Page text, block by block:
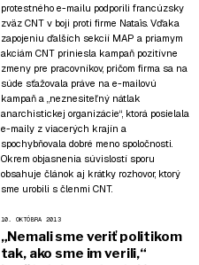
protestného e-mailu podporili francúzsky
zväz CNT v boji proti firme Nataïs. Vďaka
zapojeniu ďalších sekcií MAP a priamym
akciám CNT priniesla kampaň pozitívne
zmeny pre pracovníkov, pričom firma sa na
súde sťažovala práve na e-mailovú
kampaň a „neznesiteľný nátlak
anarchistickej organizácie“, ktorá posielala
e-maily z viacerých krajín a
spochybňovala dobré meno spoločnosti.
Okrem objasnenia súvislostí sporu
obsahuje článok aj krátky rozhovor, ktorý
sme urobili s členmi CNT.
10. OKTÓBRA 2013
„Nemali sme veriť politikom
tak, ako sme im verili,“